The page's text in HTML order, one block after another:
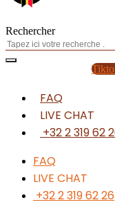
Rechercher
FAQ
LIVE CHAT
+32 2 319 62
FAQ
LIVE CHAT
+32 2 319 62 26